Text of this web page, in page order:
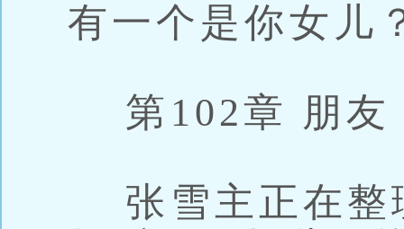
有一个是你女儿
第102章 朋友
张雪主正在整